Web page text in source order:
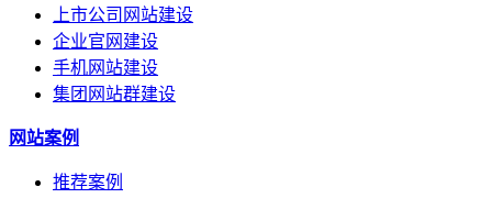
上市公司网站建设
企业官网建设
手机网站建设
集团网站群建设
网站案例
推荐案例